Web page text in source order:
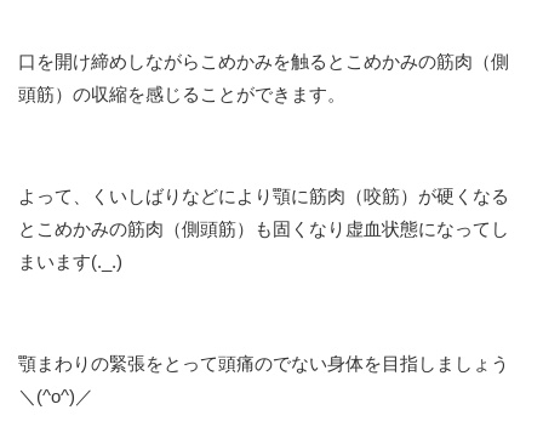
口を開け締めしながらこめかみを触るとこめかみの筋肉（側
頭筋）の収縮を感じることができます。
よって、くいしばりなどにより顎に筋肉（咬筋）が硬くなる
とこめかみの筋肉（側頭筋）も固くなり虚血状態になってし
まいます(._.)
顎まわりの緊張をとって頭痛のでない身体を目指しましょう
＼(^o^)／